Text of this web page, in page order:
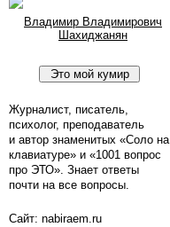
Владимир Владимирович
Шахиджанян
Журналист, писатель,
психолог, преподаватель
и автор знаменитых «Соло на
клавиатуре» и «1001 вопрос
про ЭТО». Знает ответы
почти на все вопросы.
Сайт: nabiraem.ru